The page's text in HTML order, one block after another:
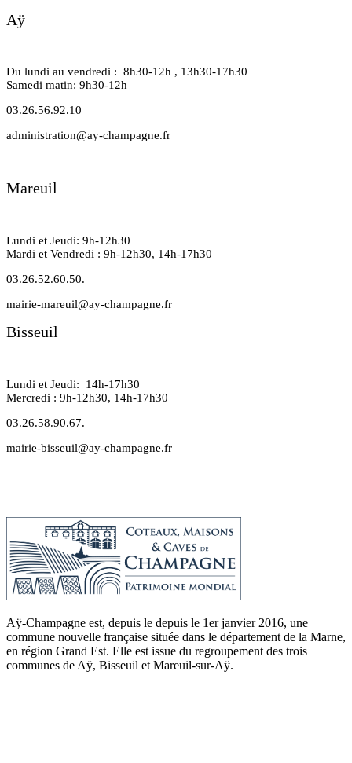
Aÿ
Du lundi au vendredi : 8h30-12h , 13h30-17h30
Samedi matin: 9h30-12h
03.26.56.92.10
administration@ay-champagne.fr
Mareuil
Lundi et Jeudi: 9h-12h30
Mardi et Vendredi : 9h-12h30, 14h-17h30
03.26.52.60.50.
mairie-mareuil@ay-champagne.fr
Bisseuil
Lundi et Jeudi: 14h-17h30
Mercredi : 9h-12h30, 14h-17h30
03.26.58.90.67.
mairie-bisseuil@ay-champagne.fr
Aÿ-Champagne est, depuis le depuis le 1er janvier 2016, une
commune nouvelle française située dans le département de la Marne,
en région Grand Est. Elle est issue du regroupement des trois
communes de Aÿ, Bisseuil et Mareuil-sur-Aÿ.